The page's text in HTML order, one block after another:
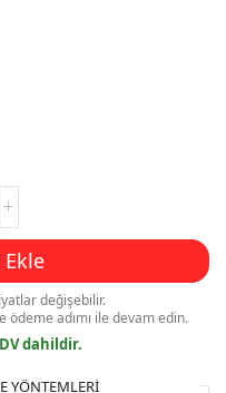
Ekle
değişebilir.
adımı ile devam edin.
dahildir.
YÖNTEMLERI